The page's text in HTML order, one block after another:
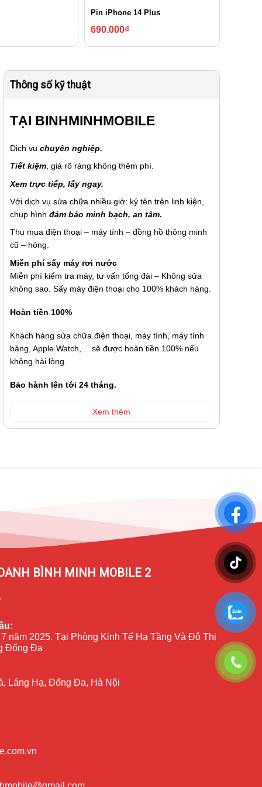
Pin iPhone 14 Plus
690.000₫
Thông số kỹ thuật
TẠI BINHMINHMOBILE
Dịch vụ chuyên nghiệp.
Tiết kiệm, giá rõ ràng không thêm phí.
Xem trực tiếp, lấy ngay.
Với dịch vụ sửa chữa nhiều giờ: ký tên trên linh kiện,
chụp hình đảm bảo minh bạch, an tâm.
Thu mua điện thoại – máy tính – đồng hồ thông minh
cũ – hỏng.
Miễn phí sấy máy rơi nước
Miễn phí kiểm tra máy, tư vấn tổng đài – Không sửa
không sao. Sấy máy điện thoại cho 100% khách hàng.
Hoàn tiền 100%
Khách hàng sửa chữa điện thoại, máy tính, máy tính
bảng, Apple Watch,… sẽ được hoàn tiền 100% nếu
không hài lòng.
Bảo hành lên tới 24 tháng.
Xem thêm
BÌNH MINH MOBILE 2
năm 2025. Tại Phòng Kinh Tế Hạ Tầng Và Đô Thị
Đống Đa
Láng Hạ, Đống Đa, Hà Nội